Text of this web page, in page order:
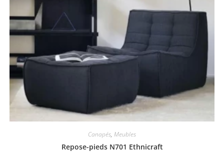
Canapés, Meubles
Repose-pieds N701 Ethnicraft